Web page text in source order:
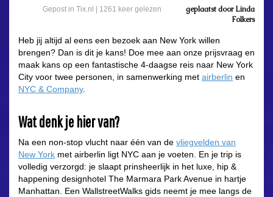
Gepost in Tix.nl 1261 keer gelezen geplaatst doorLinda
Folkers
Heb jij altijd al eens een bezoek aan New York willen
brengen? Dan is dit je kans! Doe mee aan onze prijsvraag en
maak kans op een fantastische 4-daagse reis naar New York
City voor twee personen, in samenwerking met airberlin en
NYC & Company.
Wat denk je hier van?
Na een non-stop vlucht naar één van de vliegvelden van
New York met airberlin ligt NYC aan je voeten. En je trip is
volledig verzorgd: je slaapt prinsheerlijk in het luxe, hip &
happening designhotel The Marmara Park Avenue in hartje
Manhattan. Een WallstreetWalks gids neemt je mee langs de